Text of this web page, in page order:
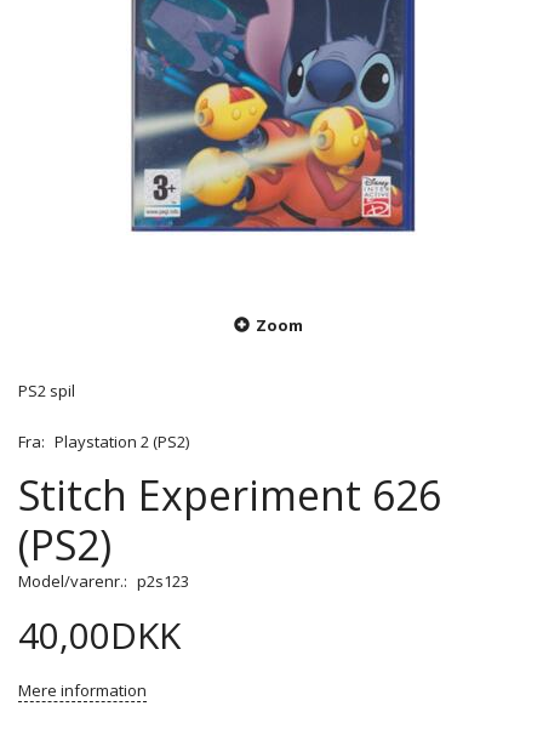
Zoom
PS2 spil
Fra: Playstation 2 (PS2)
Stitch Experiment 626
(PS2)
Model/varenr.: p2s123
40,00DKK
Mere information